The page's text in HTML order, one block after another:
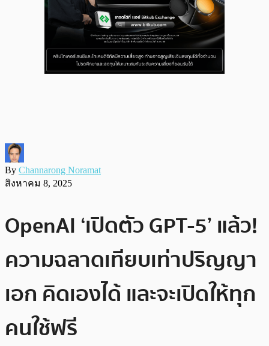
By Channarong Noramat
สิงหาคม 8, 2025
OpenAI ‘เปิดตัว GPT-5’ แล้ว!
ความฉลาดเทียบเท่าปริญญา
เอก คิดเองได้ และจะเปิดให้ทุก
คนใช้ฟรี